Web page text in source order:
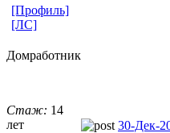
[Профиль]
[ЛС]
Домработник
Стаж: 14
лет
30-Дек-